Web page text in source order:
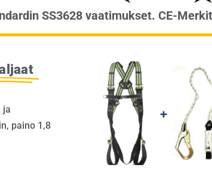
SS3628 vaatimukset. CE-
ja
paino 1,8